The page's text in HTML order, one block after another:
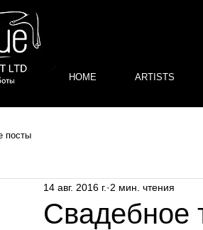
посты
Свадебное
14 авг. 2016 г. 2 мин. чтения
HOME ARTISTS